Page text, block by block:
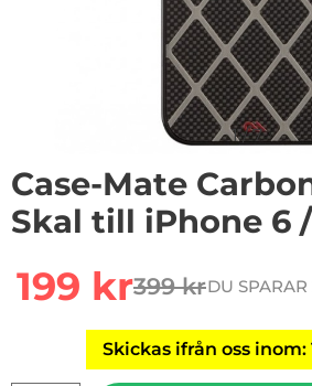
1/7
Case-Mate
Skal till iPhone 6
rea pris
199 krtidigare pris
399 krDU
Skickas ifrån oss inom: